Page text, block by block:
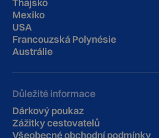
Mexiko
USA
Francouzská Polynésie
Austrálie
Důležité informace
Dárkový poukaz
Zážitky cestovatelů
Všeobecné obchodní podmínky